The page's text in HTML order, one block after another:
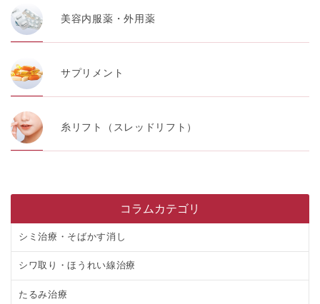
美容内服薬・外用薬
サプリメント
糸リフト（スレッドリフト）
コラムカテゴリ
シミ治療・そばかす消し
シワ取り・ほうれい線治療
たるみ治療